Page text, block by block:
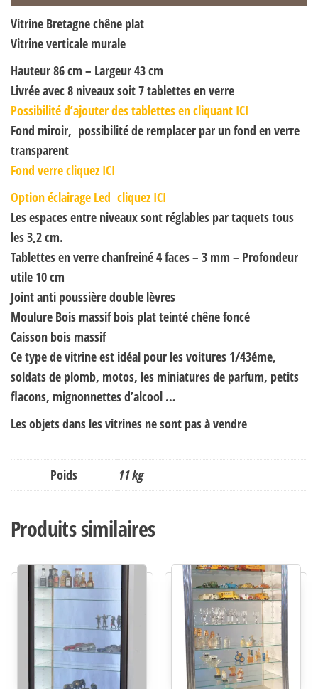
Vitrine Bretagne chêne plat
Vitrine verticale murale
Hauteur 86 cm – Largeur 43 cm
Livrée avec 8 niveaux soit 7 tablettes en verre
Possibilité d’ajouter des tablettes en cliquant ICI
Fond miroir, possibilité de remplacer par un fond en verre
transparent
Fond verre cliquez ICI
Option éclairage Led cliquez ICI
Les espaces entre niveaux sont réglables par taquets tous
les 3,2 cm.
Tablettes en verre chanfreiné 4 faces – 3 mm – Profondeur
utile 10 cm
Joint anti poussière double lèvres
Moulure Bois massif bois plat teinté chêne foncé
Caisson bois massif
Ce type de vitrine est idéal pour les voitures 1/43éme,
soldats de plomb, motos, les miniatures de parfum, petits
flacons, mignonnettes d’alcool …
Les objets dans les vitrines ne sont pas à vendre
Poids 11 kg
Produits similaires